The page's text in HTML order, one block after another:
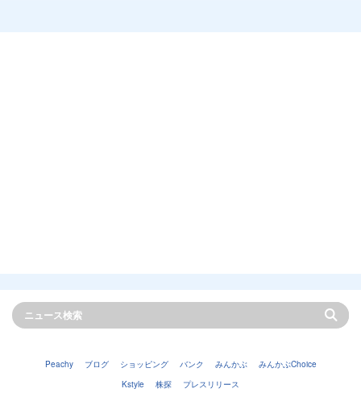
Peachy ブログ ショッピング バンク みんかぶ
みんかぶChoice
Kstyle
株探 プレスリリース